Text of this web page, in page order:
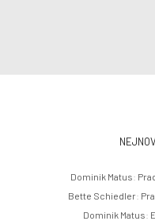
Dominik Matus:
Bette Schiedler:
Dominik Matus: